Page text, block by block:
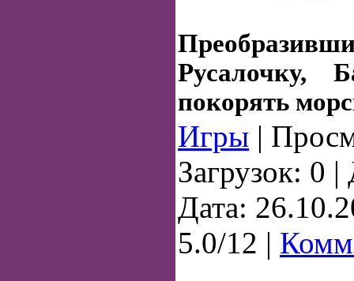
Русалочку,
покорять
Игры |
Загрузок: 0
Дата:
5.0/12 |